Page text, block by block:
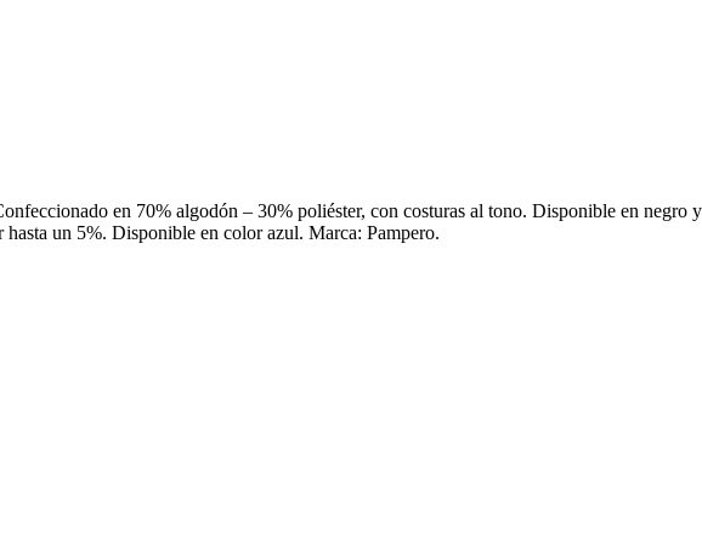
en 70% algodón – 30% poliéster, con costuras al tono. Disponible en
hasta un 5%. Disponible en color azul. Marca: Pampero.